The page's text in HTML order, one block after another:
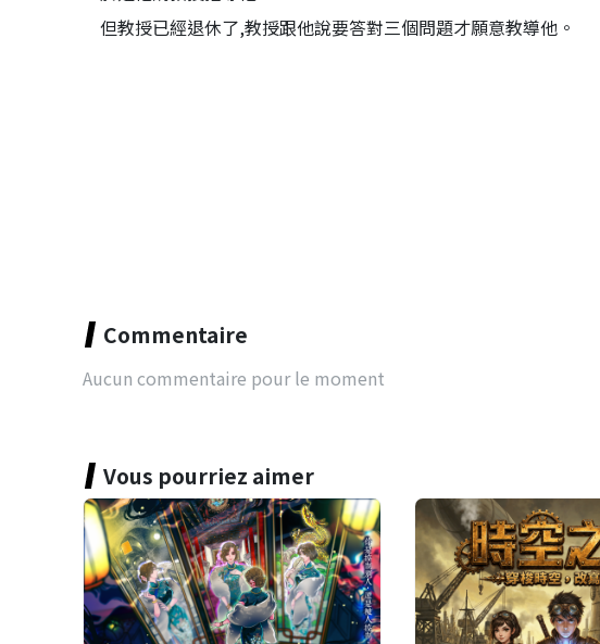
但教授已經退休了,教授跟他說要答對三個問題才願意教導他。
Commentaire
Aucun commentaire pour le moment
Vous pourriez aimer